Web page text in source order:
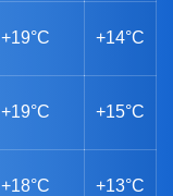
+19°C +14°C
+19°C +15°C
+18°C +13°C